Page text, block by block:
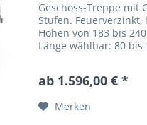
Geschoss-Treppe mit
Stufen. Feuerverzinkt,
Höhen von 183 bis
Länge wählbar: 80 bis
Wahl. Trittsicher mit
ab 1.596,00 € *
Merken